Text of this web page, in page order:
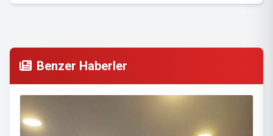
Benzer Haberler